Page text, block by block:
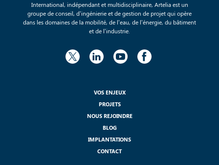
International, indépendant et multidisciplinaire, Artelia est un
groupe de conseil, d’ingénierie et de gestion de projet qui opère
dans les domaines de la mobilité, de l’eau, de l’énergie, du bâtiment
et de l’industrie.
VOS ENJEUX
PROJETS
NOUS REJOINDRE
BLOG
IMPLANTATIONS
CONTACT